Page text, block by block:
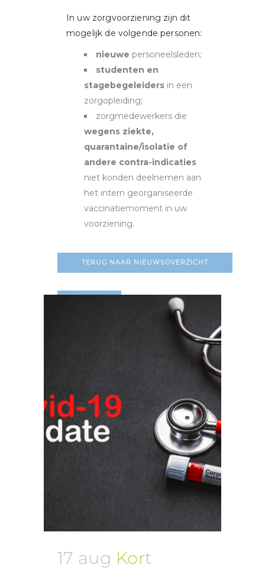
In uw zorgvoorziening zijn dit
mogelijk de volgende personen:
nieuwe personeelsleden;
studenten en
stagebegeleiders in een
zorgopleiding;
zorgmedewerkers die
wegens ziekte,
quarantaine/isolatie of
andere contra-indicaties
niet konden deelnemen aan
het intern georganiseerde
vaccinatiemoment in uw
voorziening.
TERUG NAAR NIEUWSOVERZICHT
17 aug Kort